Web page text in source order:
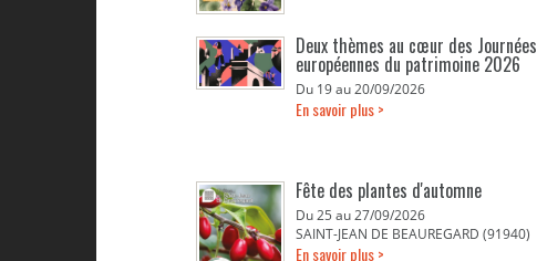
Deux thèmes au cœur des Journées
européennes du patrimoine 2026
Du 19 au 20/09/2026
En savoir plus >
Fête des plantes d'automne
Du 25 au 27/09/2026
SAINT-JEAN DE BEAUREGARD (91940)
En savoir plus >